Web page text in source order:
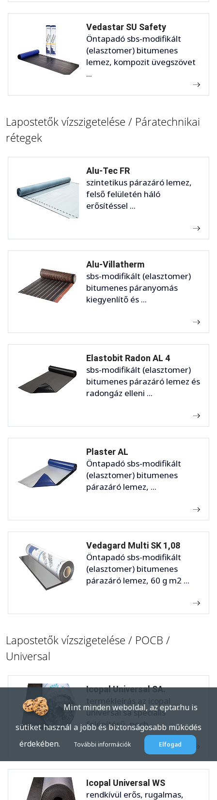
Vedastar SU Safety
Öntapadó sbs-modifikált
(elasztomer) bitumenes
lemez, kompozit üvegszövet
...
Lapostetők vízszigetelése / Páratechnikai
rétegek
Alu-Tec FR
szintetikus párazáró lemez,
felső felületén háló
erősítéssel ...
Alu-Villatherm
sbs-modifikált (elasztomer)
bitumenes páranyomás
kiegyenlítő és ...
Elastobit Radon AL 4
sbs-modifikált (elasztomer)
bitumenes párazáró lemez és
radongáz elleni ...
Plaster AL
Öntapadó sbs-modifikált
(elasztomer) bitumenes
párazáró lemez, ...
Vedagard Multi SK 1,08
Öntapadó sbs-modifikált
(elasztomer) bitumenes
párazáró lemez, 60 g m2 ...
Lapostetők vízszigetelése / POCB /
Universal
Icopal Universal SA.
termékleírás az icopal
universal sa speciális
felépítésű, pocb ...
Icopal Universal WS
rendkívül erős, rugalmas,
Mint minden weboldal, az eptar.hu is
sütiket használ a jobb és biztonságosabb működés
érdekében.
További információk Elfogad